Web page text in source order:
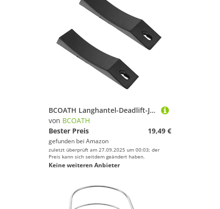
BCOATH Langhantel-Deadlift-Jack Aus Silikon rutschfeste Langhantelauflage Sicherer Helfer Für Gewichte
von BCOATH
Bester Preis
19,49 €
gefunden bei Amazon
zuletzt überprüft am 27.09.2025 um 00:03; der
Preis kann sich seitdem geändert haben.
Keine weiteren Anbieter